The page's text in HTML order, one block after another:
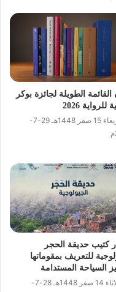
القائمة الطويلة لجائزة بوكر
للرواية 2026
الأربعاء 15 صفر 1448هـ 29-7-
كتيب حديقة الحجر
للتعريف بمقوماتها
السياحة المستدامة
الثلاثاء 14 صفر 1448هـ 28-7-